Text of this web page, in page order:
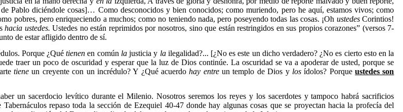
Pablo diciéndole cosas]… Como desconocidos y bien conocidos; como muriendo, pero he aquí, estamos vivos; como
pobres, pero enriqueciendo a muchos; como no teniendo nada, pero poseyendo todas las cosas. ¡Oh ustedesCorintios!
hacia ustedes. Ustedes no están reprimidos por nosotros, sino que están restringidos en sus propios corazones” (versos 7-
de estar afligido dentro de sí.
Porque ¿Quétienen en común lajusticia y lailegalidad?... [¿No es este un dicho verdadero? ¿No es cierto esto en la
traer un poco de oscuridad y esperar que la luz de Dios continúe. La oscuridad se va a apoderar de usted, porque se
tiene un creyente con un incrédulo? Y ¿Qué acuerdohay entreun templo de Dios y losídolos? Porque ustedes son
un sacerdocio levítico durante el Milenio. Nosotros seremos los reyes y los sacerdotes y tampoco habrá sacrificios
repaso toda la sección de Ezequiel 40-47 donde hay algunas cosas que se proyectan hacia la profecía del